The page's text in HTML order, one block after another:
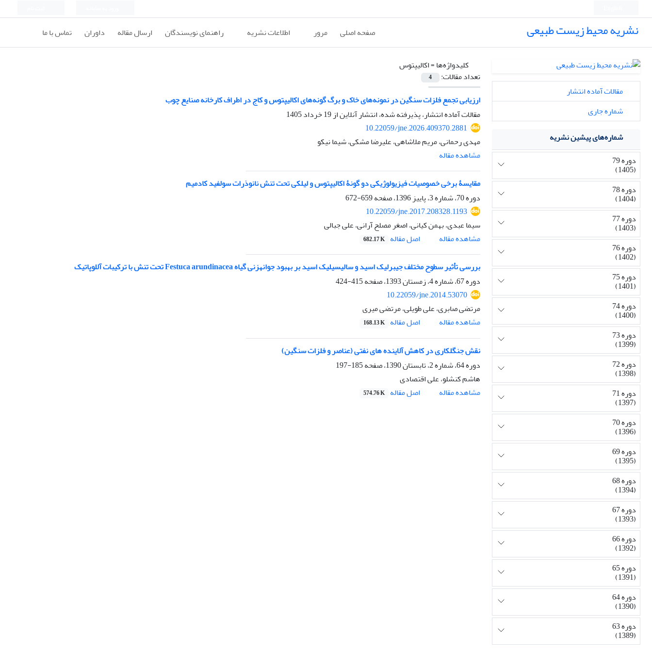
نشریه محیط زیست طبیعی صفحه اصلی مرور اطلاعات نشریه راهنمای نویسندگان ارسال مقاله داوران تماس با ما
کلیدواژه‌ها =اکالیپتوس
تعداد مقالات:
4
ارزیابی تجمع فلزات سنگین در نمونه‌های خاک و برگ گونه‌های اکالیپتوس و کاج در اطراف کارخانه صنایع چوب
مقالات آماده انتشار، پذیرفته شده، انتشار آنلاین از19 خرداد 1405
10.22059/jne.2026.409370.2881
مهدی رحمانی، مریم ملاشاهی، علیرضا مشکی، شیما نیکو
مشاهده مقاله
مقایسۀ برخی خصوصیات فیزیولوژیکی دو گونۀ اکالیپتوس و لیلکی تحت تنش نانوذرات سولفید کادمیم
دوره 70، شماره 3، پاییز 1396، صفحه
659-672
10.22059/jne.2017.208328.1193
سیما عبدی، بهمن کیانی، اصغر مصلح آرانی، علی جبالی
مشاهده مقاله
اصل مقاله 682.17 K
بررسی تأثیر سطوح مختلف جیبرلیک اسید و سالیسیلیک اسید بر بهبود جوانه‏زنی گیاه Festuca arundinacea تحت تنش با ترکیبات آللوپاتیک
دوره 67، شماره 4، زمستان 1393، صفحه
415-424
10.22059/jne.2014.53070
مرتضی صابری، علی طویلی، مرتضی میری
مشاهده مقاله
اصل مقاله 168.13 K
نقش جنگلکاری در کاهش آلاینده های نفتی (عناصر و فلزات سنگین)
دوره 64، شماره 2، تابستان 1390، صفحه
185-197
هاشم کنشلو، علی اقتصادی
مشاهده مقاله
اصل مقاله 574.76 K
مقالات آماده انتشار
شماره جاری
شماره‌های پیشین نشریه
دوره 79
(1405)
دوره 78
(1404)
دوره 77
(1403)
دوره 76
(1402)
دوره 75
(1401)
دوره 74
(1400)
دوره 73
(1399)
دوره 72
(1398)
دوره 71
(1397)
دوره 70
(1396)
دوره 69
(1395)
دوره 68
(1394)
دوره 67
(1393)
دوره 66
(1392)
دوره 65
(1391)
دوره 64
(1390)
دوره 63
(1389)